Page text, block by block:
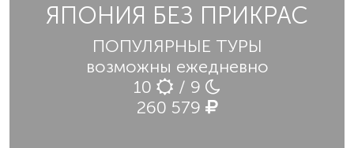
ЯПОНИЯ БЕЗ ПРИКРАС
ПОПУЛЯРНЫЕ ТУРЫ
возможны ежедневно
10
/ 9
260 579